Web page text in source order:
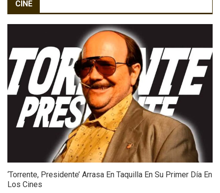
CINE
‘Torrente, Presidente’ Arrasa En Taquilla En Su Primer Día En
Los Cines